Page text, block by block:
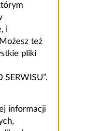
i
też
pliki
SERWISU”.
informacji